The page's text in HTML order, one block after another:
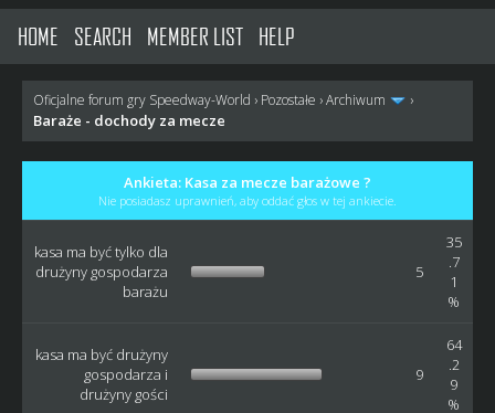
HOME SEARCH MEMBER LIST HELP
Oficjalne forum gry Speedway-World › Pozostałe ›Archiwum ›
Baraże - dochody za mecze
Ankieta: Kasa za mecze barażowe ?
Nie posiadasz uprawnień, aby oddać głos w tej ankiecie.
kasa ma być tylko dla
drużyny gospodarza
barażu
5
35
.7
1
%
kasa ma być drużyny
gospodarza i
drużyny gości
9
64
.2
9
%